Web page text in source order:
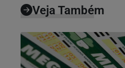
Veja Também